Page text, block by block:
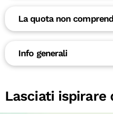
La quota non
Info generali
Lasciati ispirare